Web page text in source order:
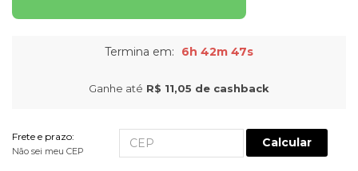
Termina em: 6h 42m 47s
Ganhe até R$ 11,05 de cashback
Frete e prazo:
Não sei meu CEP
Calcular